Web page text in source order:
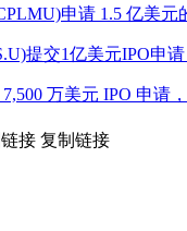
申请 1.5 亿美
提交1亿美元IPO申
万美元 IPO 申请
接 复制链接